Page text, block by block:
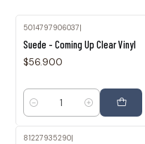
5014797906037|
Suede - Coming Up Clear Vinyl
$56.900
Cantidad
81227935290|